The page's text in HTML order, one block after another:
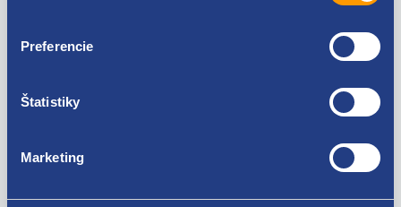
Preferencie
Štatistiky
Marketing
Nie ste spokojní? Vyriešime to!